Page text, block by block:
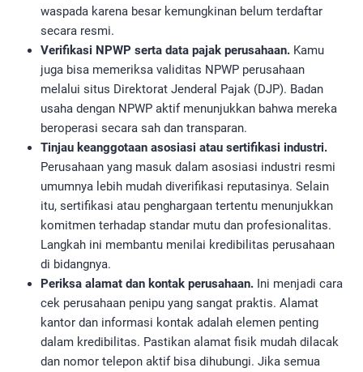
waspada karena besar kemungkinan belum terdaftar
secara resmi.
Verifikasi NPWP serta data pajak perusahaan. Kamu
juga bisa memeriksa validitas NPWP perusahaan
melalui situs Direktorat Jenderal Pajak (DJP). Badan
usaha dengan NPWP aktif menunjukkan bahwa mereka
beroperasi secara sah dan transparan.
Tinjau keanggotaan asosiasi atau sertifikasi industri.
Perusahaan yang masuk dalam asosiasi industri resmi
umumnya lebih mudah diverifikasi reputasinya. Selain
itu, sertifikasi atau penghargaan tertentu menunjukkan
komitmen terhadap standar mutu dan profesionalitas.
Langkah ini membantu menilai kredibilitas perusahaan
di bidangnya.
Periksa alamat dan kontak perusahaan. Ini menjadi cara
cek perusahaan penipu yang sangat praktis. Alamat
kantor dan informasi kontak adalah elemen penting
dalam kredibilitas. Pastikan alamat fisik mudah dilacak
dan nomor telepon aktif bisa dihubungi. Jika semua